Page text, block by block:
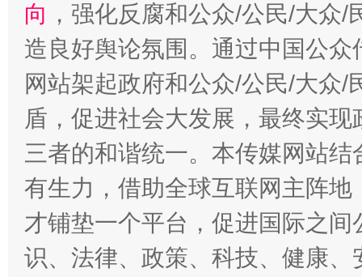
向 ，强化反腐和公众/公民/大众
造良好舆论氛围。通过中国公
网站架起政府和公众/公民/大众
盾，促进社会大发展，最终实
三者的和谐统一。本传媒网站
有生力，借助全球互联网主阵
才铺垫一个平台，促进国际之
识、法律、政策、科技、健康